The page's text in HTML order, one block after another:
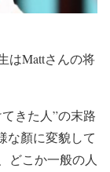
はMattさんの将
きた人”の末路
な顏に変貌して
どこか一般の人